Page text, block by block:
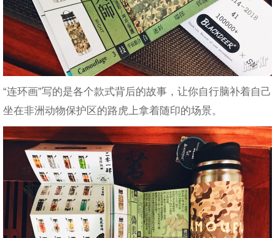
“连环画”写的是各个款式背后的故事，让你自行脑补着自己
坐在非洲动物保护区的路虎上拿着随印的场景。